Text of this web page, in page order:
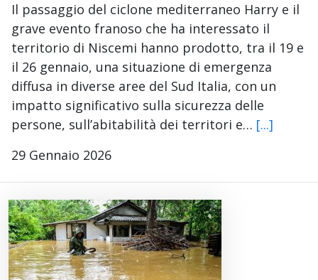
Il passaggio del ciclone mediterraneo Harry e il
grave evento franoso che ha interessato il
territorio di Niscemi hanno prodotto, tra il 19 e
il 26 gennaio, una situazione di emergenza
diffusa in diverse aree del Sud Italia, con un
impatto significativo sulla sicurezza delle
persone, sull’abitabilità dei territori e… [...]
29 Gennaio 2026